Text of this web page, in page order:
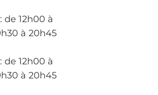
: de 12h00 à
à 20h45
: de 12h00 à
à 20h45